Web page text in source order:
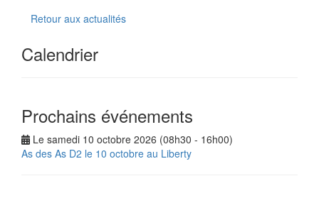
Retour aux actualités
Calendrier
Prochains événements
Le samedi 10 octobre 2026 (08h30 - 16h00)
As des As D2 le 10 octobre au Liberty